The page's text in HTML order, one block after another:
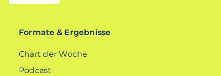
EN
Formate & Ergebnisse
Chart der Woche
Podcast